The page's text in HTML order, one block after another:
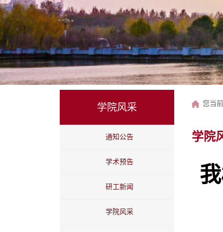
学院风采
通知公告
学术预告
研工新闻
学院风采
您当
学院